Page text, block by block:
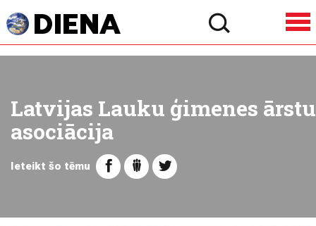
Latvijas Lauku ģimenes ārstu
asociācija
Ieteikt šo tēmu